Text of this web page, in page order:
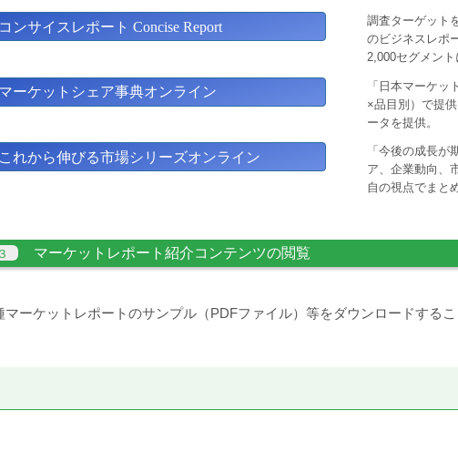
ンサイスレポート Concise Report
調査ターゲット
のビジネスレポ
2,000セグメント
ーケットシェア事典オンライン
「日本マーケ
×品目別）で提
ータを提供。
れから伸びる市場シリーズオンライン
「今後の成長
ア、企業動向、
自の視点でまと
マーケットレポート紹介コンテンツの閲覧
マーケットレポートのサンプル（PDFファイル）等をダウンロードするこ